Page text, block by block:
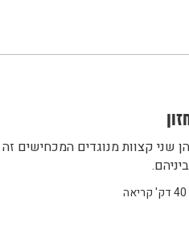
40 דק' קריאה
שני קצוות מנוגדים המכחישים זה